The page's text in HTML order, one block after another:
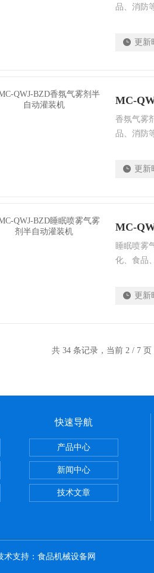
品、消防
更新
MC-
香氛气雾
品、消防
更新
MC-
睡眠喷雾
化、食品
更新
共 34 条记录，当前 2 / 7 页
线
跟踪式灌装线
灌装机
快速导航
产品中心
新闻中心
技术文章
支持： 食品机械设备网